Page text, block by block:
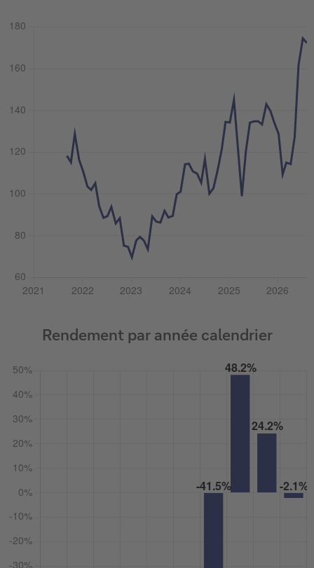
Rendement par année calendrier